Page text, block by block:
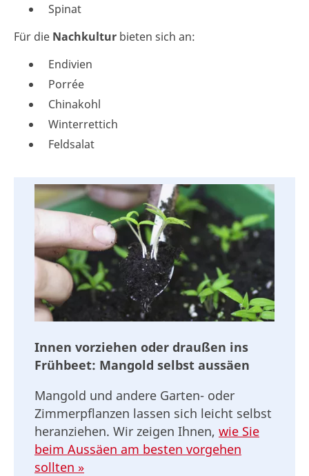
Spinat
Für die Nachkultur bieten sich an:
Endivien
Porrée
Chinakohl
Winterrettich
Feldsalat
Innen vorziehen oder draußen ins
Frühbeet: Mangold selbst aussäen
Mangold und andere Garten- oder
Zimmerpflanzen lassen sich leicht selbst
heranziehen. Wir zeigen Ihnen, wie Sie
beim Aussäen am besten vorgehen
sollten »